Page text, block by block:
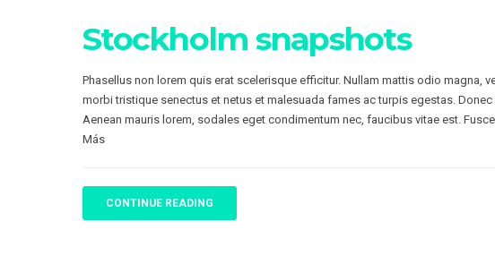
Stockholm snapshots
Phasellus non lorem quis erat scelerisque efficitur. Nullam mattis odio magna,
morbi tristique senectus et netus et malesuada fames ac turpis egestas.
Aenean mauris lorem, sodales eget condimentum nec, faucibus vitae est.
Más
CONTINUE READING